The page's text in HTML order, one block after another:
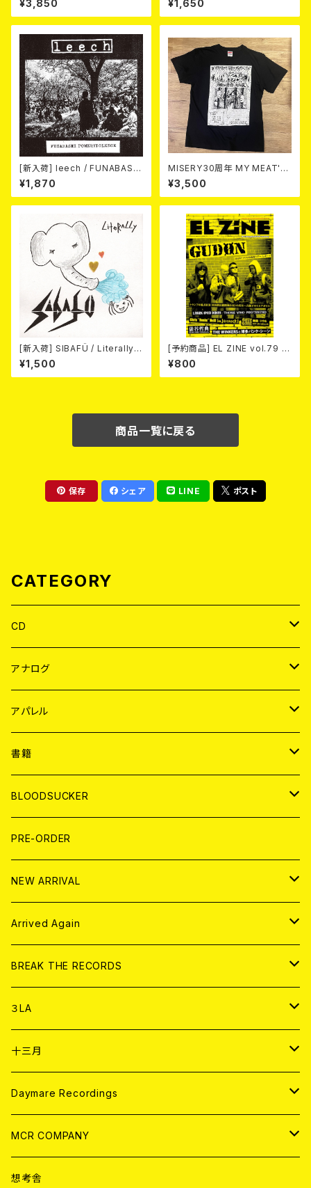
¥3,850 ¥1,650
[新入荷] leech / FUNABASHI
POWERVIOLENCE (CD)
¥1,870
MISERY30周年 MY MEAT'S
YOUR POISON あんたにゃ毒
でもオイラにゃ薬 爆裂7デイズ
ギグ / －GUY－T-SHIRT（BL
¥3,500
[新入荷] SIBAFÜ / Literally
(7"EP)
¥1,500
[予約商品] EL ZINE vol.79 8
月25日発売予定
¥800
商品一覧に戻る
保存 シェア LINE ポスト
CATEGORY
CD
JAPAN
WORLD
アナログ
JAPAN
７EP
LP
WORLD
7EP
LP
アパレル
JAPAN
T-shirt
HOOD
WORLD
T-shirt
HOOD
書籍
MAGAZINE
BOLLOCKS
EL ZINE
写真集 (PHOTOBOOK)
BLOODSUCKER
CD
アナログ
アパレル
書籍
DIGITAL CONTENTS
PRE-ORDER
NEW ARRIVAL
CD
アナログ
Arrived Again
CD
アナログ
BREAK THE RECORDS
CD
ANALOG
アパレル
３LA
CD
ANALOG
十三月
CD
ANALOG
Daymare Recordings
CD
ANALOG
MCR COMPANY
CD
想考舎